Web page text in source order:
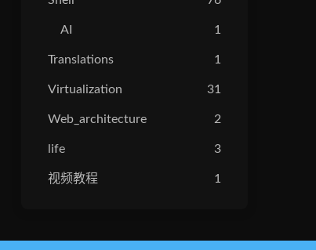
AI 1
Translations 1
Virtualization 31
Web_architecture 2
life 3
视频教程 1